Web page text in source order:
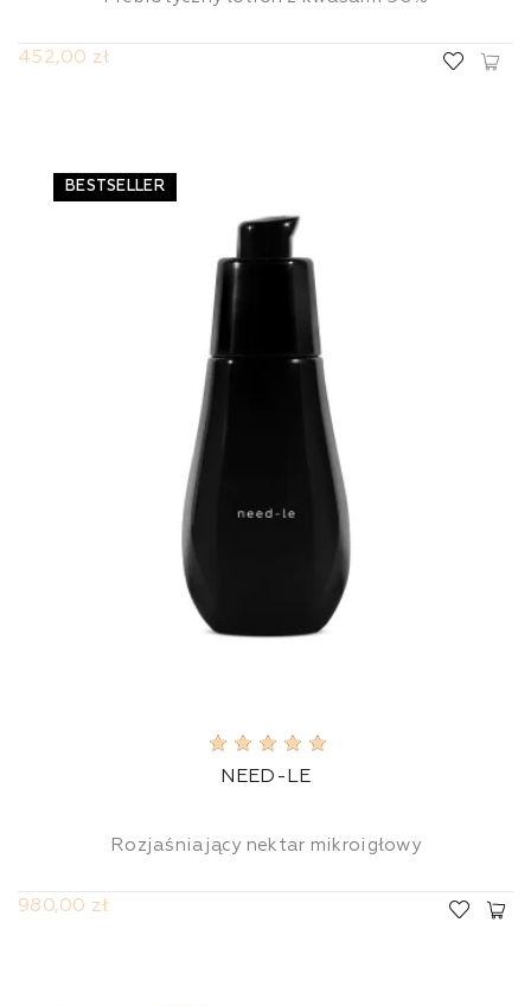
452,00 zł
BESTSELLER
NEED-LE
Rozjaśniający nektar mikroigłowy
980,00 zł